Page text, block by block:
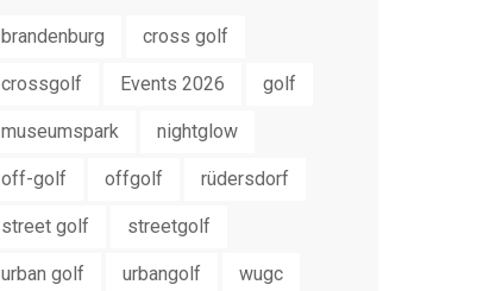
brandenburg cross golf
crossgolf Events 2026 golf
museumspark nightglow
off-golf offgolf rüdersdorf
street golf streetgolf
urban golf urbangolf wugc